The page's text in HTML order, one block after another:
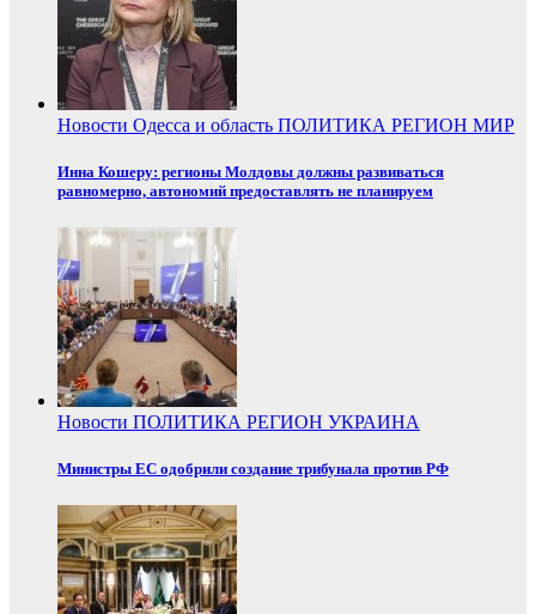
Новости Одесса и область ПОЛИТИКА РЕГИОН МИР
Инна Кошеру: регионы Молдовы должны развиваться
равномерно, автономий предоставлять не планируем
Новости ПОЛИТИКА РЕГИОН УКРАИНА
Министры ЕС одобрили создание трибунала против РФ